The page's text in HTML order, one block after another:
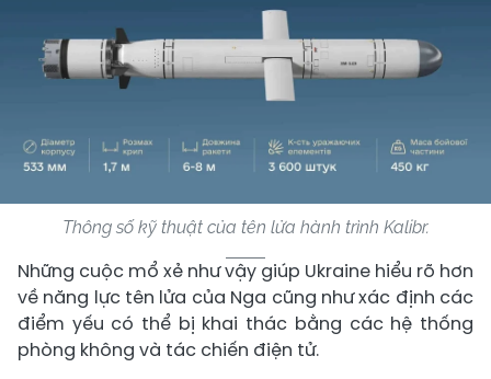
Thông số kỹ thuật của tên lửa hành trình Kalibr.
Những cuộc mổ xẻ như vậy giúp Ukraine hiểu rõ hơn
về năng lực tên lửa của Nga cũng như xác định các
điểm yếu có thể bị khai thác bằng các hệ thống
phòng không và tác chiến điện tử.